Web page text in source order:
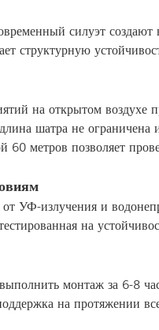
силуэт создают
структурную
на открытом воздухе
шатра не
метров позволяет
УФ-излучения и
на
монтаж за 6-8
на протяжении